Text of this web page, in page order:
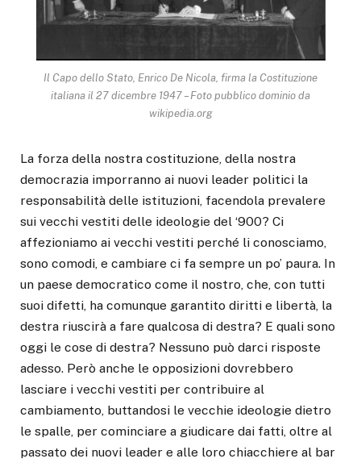
Il Capo dello Stato, Enrico De Nicola, firma la Costituzione
italiana il 27 dicembre 1947 – Foto pubblico dominio da
wikipedia.org
La forza della nostra costituzione, della nostra
democrazia imporranno ai nuovi leader politici la
responsabilità delle istituzioni, facendola prevalere
sui vecchi vestiti delle ideologie del ‘900? Ci
affezioniamo ai vecchi vestiti perché li conosciamo,
sono comodi, e cambiare ci fa sempre un po’ paura. In
un paese democratico come il nostro, che, con tutti
suoi difetti, ha comunque garantito diritti e libertà, la
destra riuscirà a fare qualcosa di destra? E quali sono
oggi le cose di destra? Nessuno può darci risposte
adesso. Però anche le opposizioni dovrebbero
lasciare i vecchi vestiti per contribuire al
cambiamento, buttandosi le vecchie ideologie dietro
le spalle, per cominciare a giudicare dai fatti, oltre al
passato dei nuovi leader e alle loro chiacchiere al bar